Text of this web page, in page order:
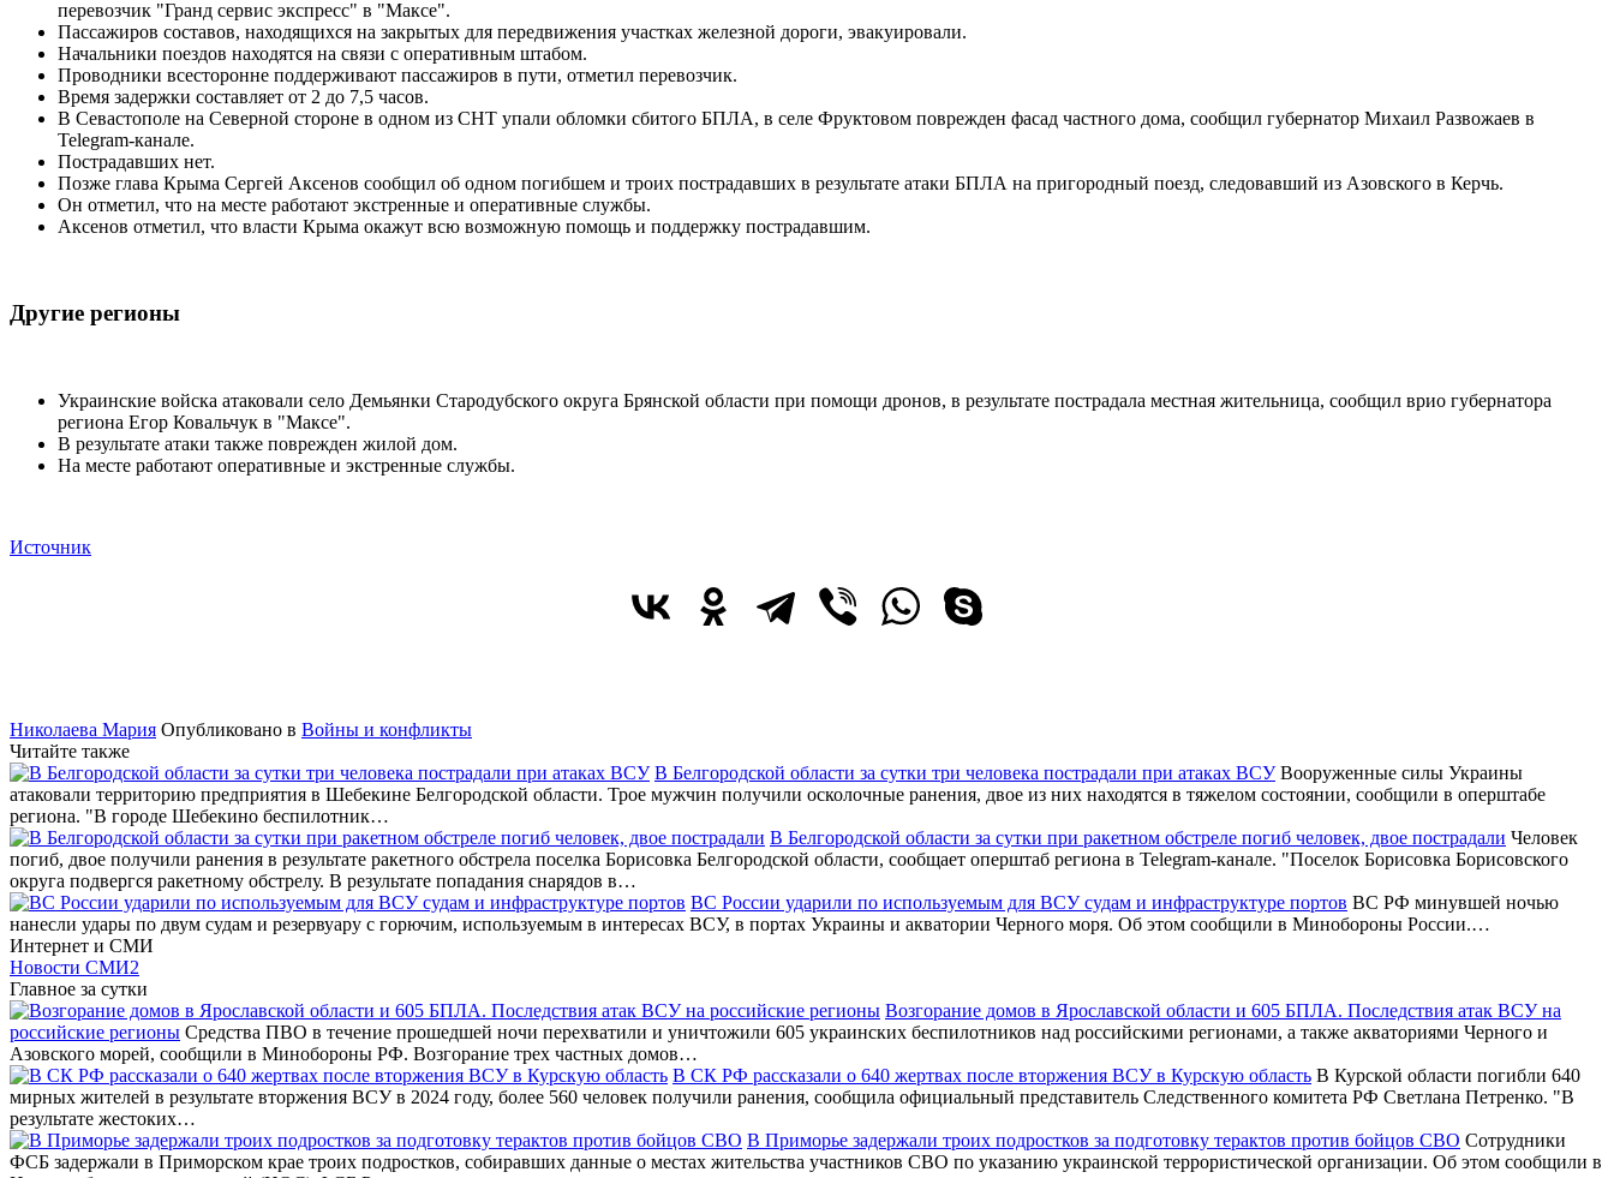
перевозчик "Гранд сервис экспресс" в "Максе".
Пассажиров составов, находящихся на закрытых для передвижения участках железной дороги, эвакуировали.
Начальники поездов находятся на связи с оперативным штабом.
Проводники всесторонне поддерживают пассажиров в пути, отметил перевозчик.
Время задержки составляет от 2 до 7,5 часов.
В Севастополе на Северной стороне в одном из СНТ упали обломки сбитого БПЛА, в селе Фруктовом поврежден фасад частного дома, сообщил губернатор Михаил Развожаев в
Telegram-канале.
Пострадавших нет.
Позже глава Крыма Сергей Аксенов сообщил об одном погибшем и троих пострадавших в результате атаки БПЛА на пригородный поезд, следовавший из Азовского в Керчь.
Он отметил, что на месте работают экстренные и оперативные службы.
Аксенов отметил, что власти Крыма окажут всю возможную помощь и поддержку пострадавшим.
Другие регионы
Украинские войска атаковали село Демьянки Стародубского округа Брянской области при помощи дронов, в результате пострадала местная жительница, сообщил врио губернатора
региона Егор Ковальчук в "Максе".
В результате атаки также поврежден жилой дом.
На месте работают оперативные и экстренные службы.
Источник
Николаева Мария Опубликовано в Войны и конфликты
Читайте также
В Белгородской области за сутки три человека пострадали при атаках ВСУВооруженные силы Украины
атаковали территорию предприятия в Шебекине Белгородской области. Трое мужчин получили осколочные ранения, двое из них находятся в тяжелом состоянии, сообщили в оперштабе
региона. "В городе Шебекино беспилотник…
В Белгородской области за сутки при ракетном обстреле погиб человек, двое пострадали Человек
погиб, двое получили ранения в результате ракетного обстрела поселка Борисовка Белгородской области, сообщает оперштаб региона в Telegram-канале. "Поселок Борисовка Борисовского
округа подвергся ракетному обстрелу. В результате попадания снарядов в…
ВС России ударили по используемым для ВСУ судам и инфраструктуре портов ВС РФ минувшей ночью
нанесли удары по двум судам и резервуару с горючим, используемым в интересах ВСУ, в портах Украины и акватории Черного моря. Об этом сообщили в Минобороны России.…
Интернет и СМИ
Новости СМИ2
Главное за сутки
Возгорание домов в Ярославской области и 605 БПЛА. Последствия атак ВСУ на
российские регионы Средства ПВО в течение прошедшей ночи перехватили и уничтожили 605 украинских беспилотников над российскими регионами, а также акваториями Черного и
Азовского морей, сообщили в Минобороны РФ. Возгорание трех частных домов…
В СК РФ рассказали о 640 жертвах после вторжения ВСУ в Курскую область В Курской области погибли 640
мирных жителей в результате вторжения ВСУ в 2024 году, более 560 человек получили ранения, сообщила официальный представитель Следственного комитета РФ Светлана Петренко. "В
результате жестоких…
В Приморье задержали троих подростков за подготовку терактов против бойцов СВО Сотрудники
ФСБ задержали в Приморском крае троих подростков, собиравших данные о местах жительства участников СВО по указанию украинской террористической организации. Об этом сообщили в